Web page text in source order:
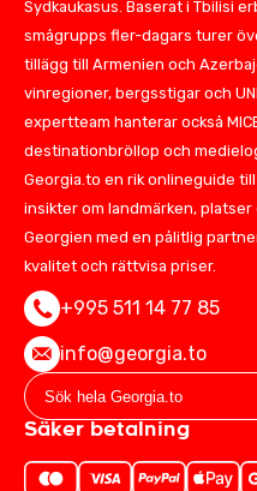
Sydkaukasus. Baserat i Tbilisi
smågrupps fler-dagars turer
tillägg till Armenien och
vinregioner, bergsstigar och
expertteam hanterar också
destinationbröllop och
Georgia.to en rik onlineguide
insikter om landmärken, platser
Georgien med en pålitlig
kvalitet och rättvisa priser.
+995 511 14 77 85
info@georgia.to
Säker betalning